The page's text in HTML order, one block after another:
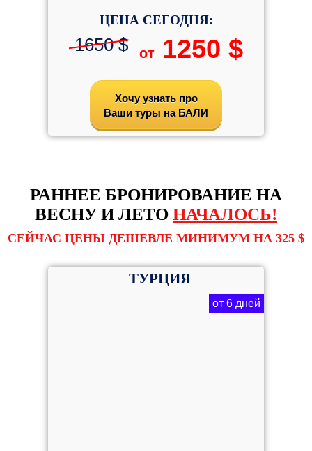
ЦЕНА СЕГОДНЯ:
1650 $ от 1250 $
Хочу узнать про
Ваши туры на БАЛИ
РАННЕЕ БРОНИРОВАНИЕ НА
ВЕСНУ И ЛЕТО НАЧАЛОСЬ!
СЕЙЧАС ЦЕНЫ ДЕШЕВЛЕ МИНИМУМ НА 325 $
ТУРЦИЯ
от 6 дней